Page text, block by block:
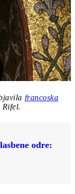
francoska
odre: